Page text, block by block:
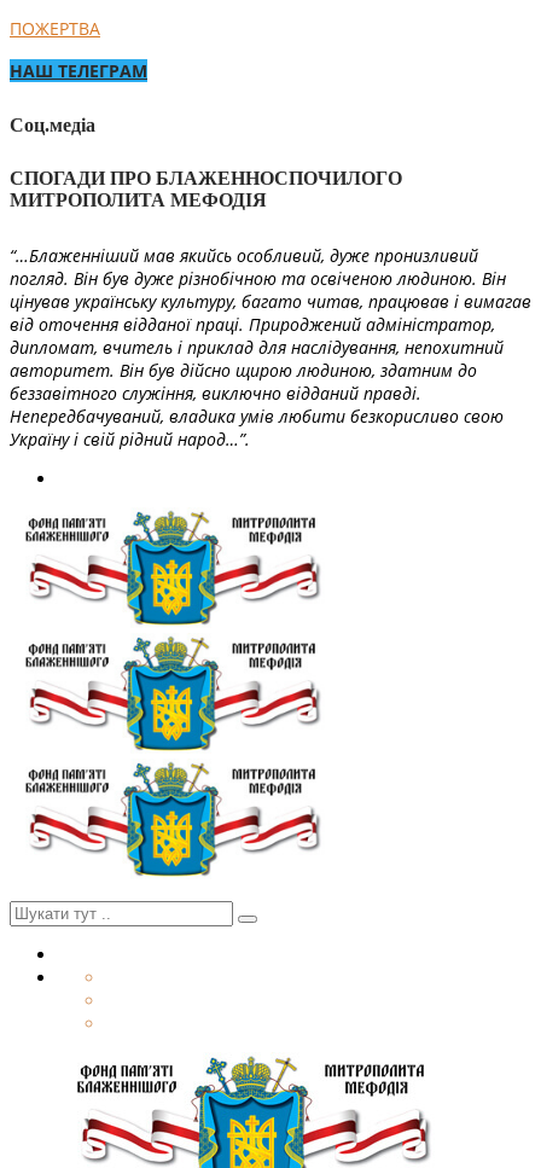
ПОЖЕРТВА
НАШ ТЕЛЕГРАМ
Соц.медіа
СПОГАДИ ПРО БЛАЖЕННОСПОЧИЛОГО
МИТРОПОЛИТА МЕФОДІЯ
“…Блаженніший мав якийсь особливий, дуже пронизливий
погляд. Він був дуже різнобічною та освіченою людиною. Він
цінував українську культуру, багато читав, працював і вимагав
від оточення відданої праці. Природжений адміністратор,
дипломат, вчитель і приклад для наслідування, непохитний
авторитет. Він був дійсно щирою людиною, здатним до
беззавітного служіння, виключно відданий правді.
Непередбачуваний, владика умів любити безкорисливо свою
Україну і свій рідний народ…”.